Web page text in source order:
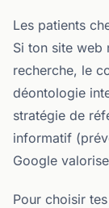
Les patients
Si ton site web
recherche, le
déontologie
stratégie de
informatif
Google
Pour choisir